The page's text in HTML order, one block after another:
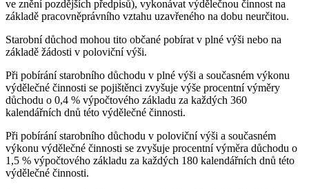
ve znění pozdějších předpisů), vykonávat výdělečnou činnost na
základě pracovněprávního vztahu uzavřeného na dobu neurčitou.
Starobní důchod mohou tito občané pobírat v plné výši nebo na
základě žádosti v poloviční výši.
Při pobírání starobního důchodu v plné výši a současném výkonu
výdělečné činnosti se pojištěnci zvyšuje výše procentní výměry
důchodu o 0,4 % výpočtového základu za každých 360
kalendářních dnů této výdělečné činnosti.
Při pobírání starobního důchodu v poloviční výši a současném
výkonu výdělečné činnosti se zvyšuje procentní výměra důchodu o
1,5 % výpočtového základu za každých 180 kalendářních dnů této
výdělečné činnosti.